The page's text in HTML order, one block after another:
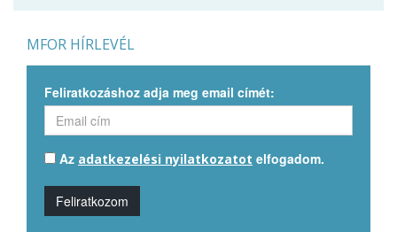
MFOR HÍRLEVÉL
Feliratkozáshoz adja meg email címét:
Az adatkezelési nyilatkozatot elfogadom.
Feliratkozom